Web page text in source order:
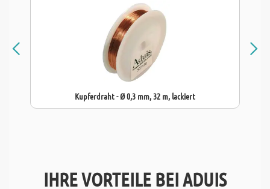
Kupferdraht - Ø 0,3 mm, 32 m, lackiert
IHRE VORTEILE BEI ADUIS